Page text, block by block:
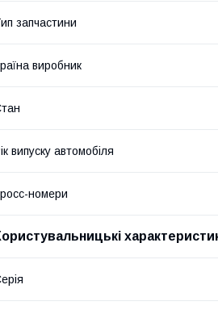
запчастини
виробник
випуску автомобіля
номери